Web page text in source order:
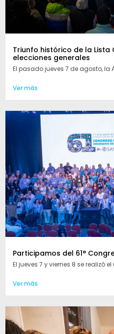
Triunfo histórico de la Lista
elecciones generales
El pasado jueves 7 de agosto,
Ver más
Participamos del 61°
El jueves 7 y viernes 8 se realizó el
Ver más